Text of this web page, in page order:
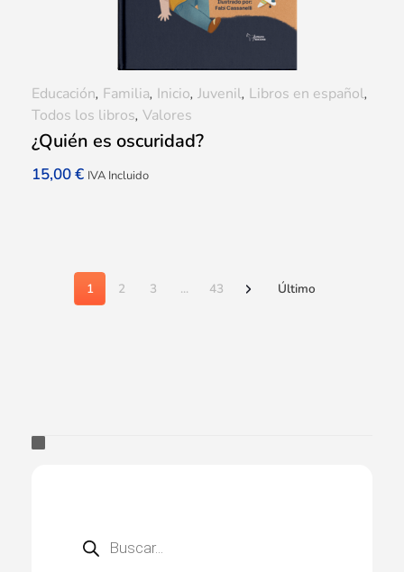
¿Quién es oscuridad?
15,00€ IVA Incluido
Educación, Familia, Inicio, Juvenil, Libros en español,
Todos los libros, Valores
1 2 3 ... 43 Último